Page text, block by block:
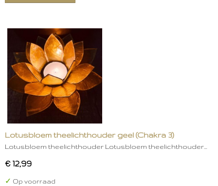
Lotusbloem theelichthouder geel (Chakra 3)
Lotusbloem theelichthouder Lotusbloem theelichthouder…
€ 12,99
✓ Op voorraad